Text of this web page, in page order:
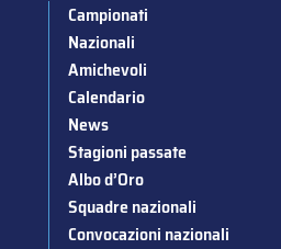
Campionati
Nazionali
Amichevoli
Calendario
News
Stagioni passate
Albo d’Oro
Squadre nazionali
Convocazioni nazionali